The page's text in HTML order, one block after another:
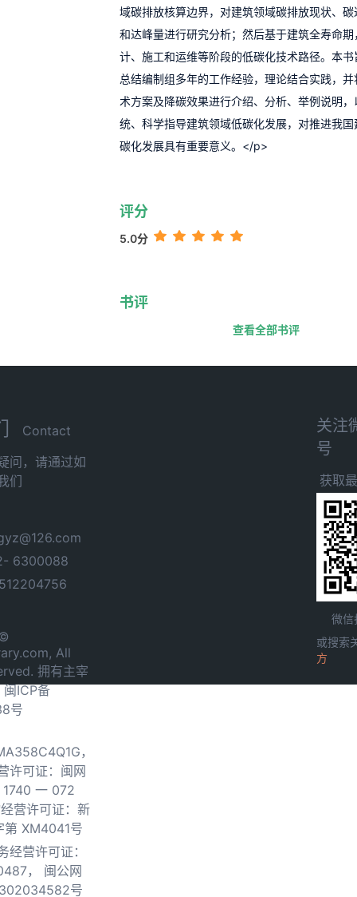
域碳排放核算边界，对建筑领域碳排放现状、
和达峰量进行研究分析；然后基于建筑全寿命期
计、施工和运维等阶段的低碳化技术路径。本
总结编制组多年的工作经验，理论结合实践，
术方案及降碳效果进行介绍、分析、举例说明
统、科学指导建筑领域低碳化发展，对推进我
碳化发展具有重要意义。</p>
评分
5.0分
书评
查看全部书评
Contact
问，请通过如
们
6300088
All
拥有主宰
闽ICP备
号
，
许可证：闽网
一 072
营许可证：新
第 XM4041号
经营许可证：
，
闽公网
号
关注
号
获取
微信
或搜索
方